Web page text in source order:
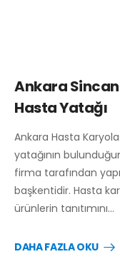
Ankara
Hasta Yatağı
Ankara Hasta
yatağının
firma tarafından
başkentidir. Hasta
ürünlerin tanıtımını…
DAHA FAZLA OKU